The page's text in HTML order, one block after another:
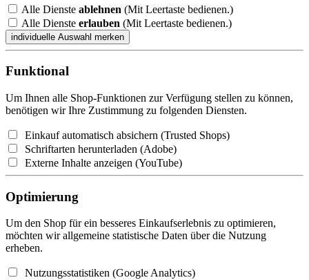
Alle Dienste ablehnen (Mit Leertaste bedienen.)
Alle Dienste erlauben (Mit Leertaste bedienen.)
Funktional
Um Ihnen alle Shop-Funktionen zur Verfügung stellen zu können,
benötigen wir Ihre Zustimmung zu folgenden Diensten.
Einkauf automatisch absichern (Trusted Shops)
Schriftarten herunterladen (Adobe)
Externe Inhalte anzeigen (YouTube)
Optimierung
Um den Shop für ein besseres Einkaufserlebnis zu optimieren,
möchten wir allgemeine statistische Daten über die Nutzung
erheben.
Nutzungsstatistiken (Google Analytics)